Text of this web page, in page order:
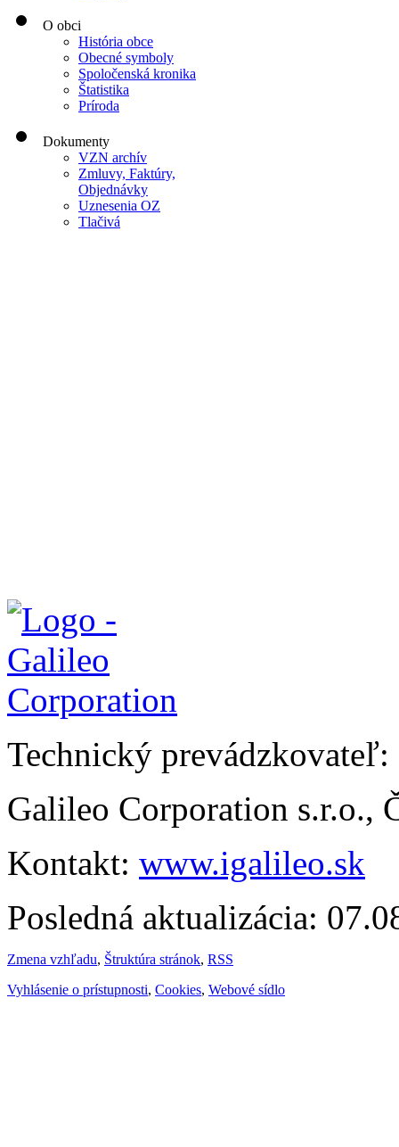
O obci
História obce
Obecné symboly
Spoločenská kronika
Štatistika
Príroda
Dokumenty
VZN archív
Zmluvy, Faktúry,
Objednávky
Uznesenia OZ
Tlačivá
Technický prevádzkovateľ:
Galileo Corporation s.r.o.,
Kontakt: www.igalileo.sk
Posledná aktualizácia:
Zmena vzhľadu, Štruktúra stránok, RSS
Vyhlásenie o prístupnosti, Cookies, Webové sídlo